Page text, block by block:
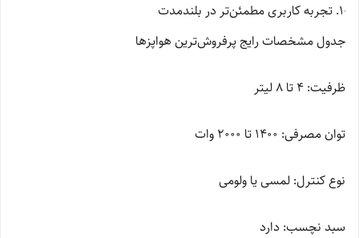
تجربه کاربری مطمئن‌تر در بلندمدت
جدول مشخصات رایج پرفروش‌ترین هواپزها
ظرفیت: 4 تا 8 لیتر
توان مصرفی: 1400 تا 2000 وات
نوع کنترل: لمسی یا ولومی
سبد نچسب: دارد